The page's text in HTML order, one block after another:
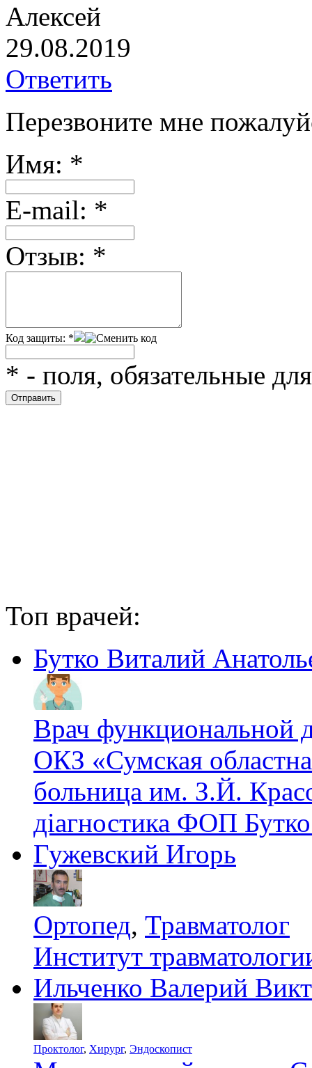
Алексей
29.08.2019
Ответить
Перезвоните мне
Имя: *
Е-mail: *
Отзыв: *
Код защиты: *
* - поля, обязательные
Топ врачей:
Бутко Виталий
Врач функциональной
ОКЗ «Сумская
больница им. З.Й.
діагностика ФОП
Гужевский Игорь
Ортопед, Травматолог
Институт
Ильченко Валерий
Проктолог, Хирург, Эндоскопист